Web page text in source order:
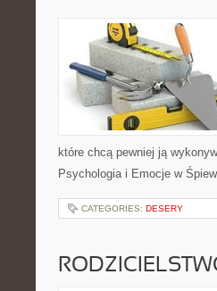
które chcą pewniej ją
Psychologia i Emocje w
CATEGORIES: DESERY